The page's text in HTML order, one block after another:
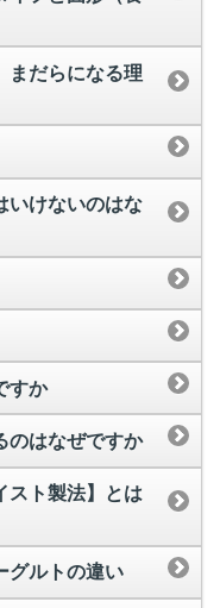
まだらになる理
いけないのはな
すか
のはなぜですか
スト製法】とは
グルトの違い